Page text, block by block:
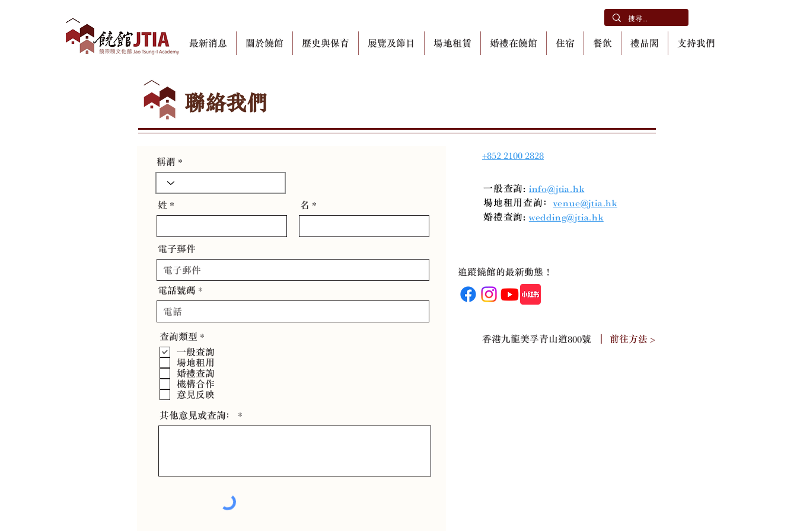
最新消息 關於饒館 歷史與保育 展覽及節目 場地租賃 婚禮在饒館 住宿 餐飲 禮品閣 支持我們
聯絡我們
稱謂
姓 名
電子郵件
電話號碼
查詢類型 *
填
一般查詢
場地租用
婚禮查詢
機構合作
意見反映
其他意見或查詢﹕
+852 2100 2828
一般查詢: info@jtia.hk
場地租用查詢﹕ venue@jtia.hk
婚禮查詢: wedding@jtia.hk
追蹤饒館的最新動態！
香港九龍美孚青山道800號 前往方法 >